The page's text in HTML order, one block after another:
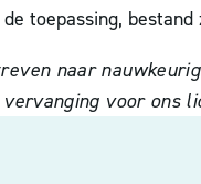
toepassing,
naar
voor ons